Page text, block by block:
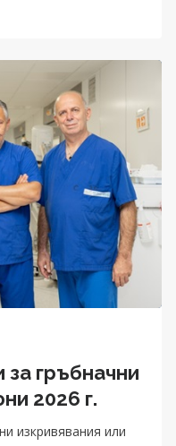
за гръбначни
2026 г.
изкривявания или